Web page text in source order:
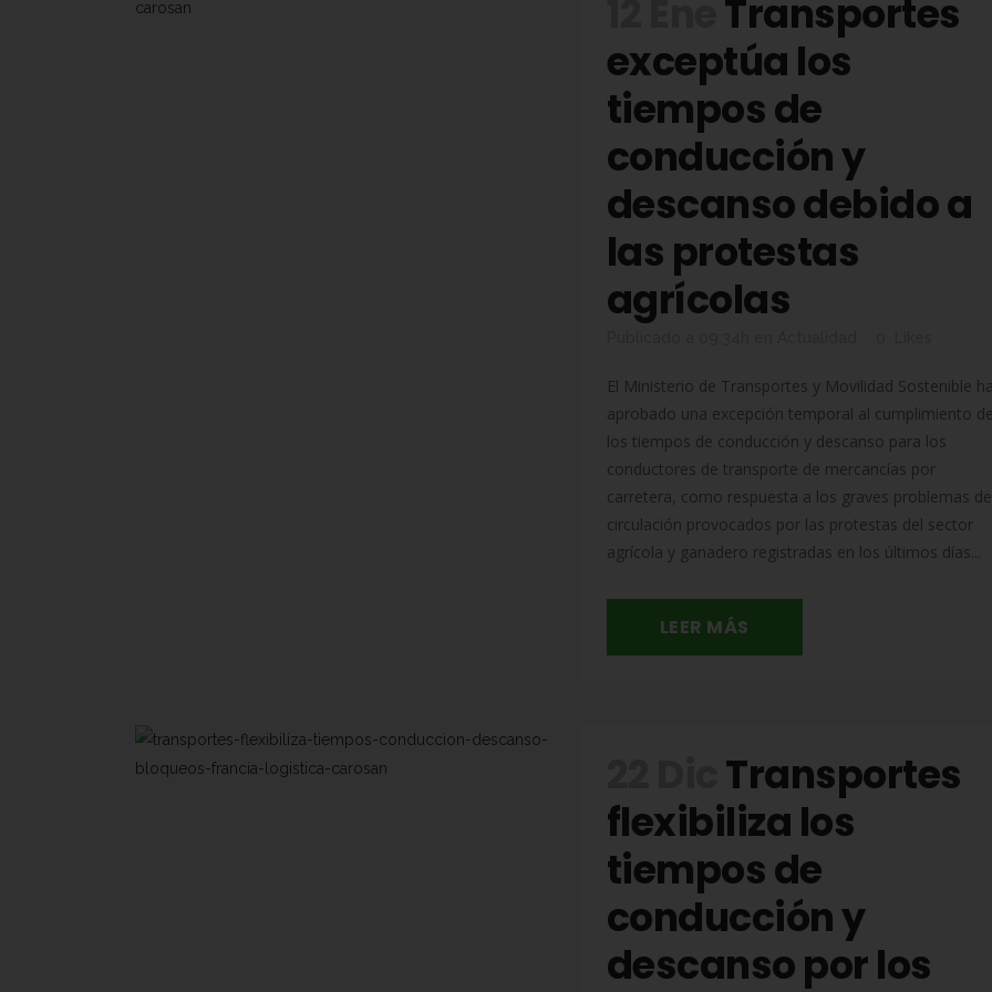
Transportes
exceptúa los
tiempos de
conducción y
descanso debido a
las protestas
agrícolas
El Ministerio de Transportes y Movilidad Sostenible
aprobado una excepción temporal al cumplimiento
los tiempos de conducción y descanso para los
conductores de transporte de mercancías por
carretera, como respuesta a los graves problemas de
circulación provocados por las protestas del sector
agrícola y ganadero registradas en los últimos días...
LEER MÁS
Transportes
flexibiliza los
tiempos de
conducción y
descanso por los